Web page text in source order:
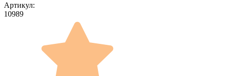
Артикул:
10989